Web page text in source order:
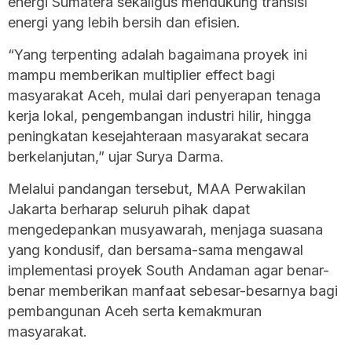
energi yang lebih bersih dan efisien.
“Yang terpenting adalah bagaimana proyek ini
mampu memberikan multiplier effect bagi
masyarakat Aceh, mulai dari penyerapan tenaga
kerja lokal, pengembangan industri hilir, hingga
peningkatan kesejahteraan masyarakat secara
berkelanjutan,” ujar Surya Darma.
Melalui pandangan tersebut, MAA Perwakilan
Jakarta berharap seluruh pihak dapat
mengedepankan musyawarah, menjaga suasana
yang kondusif, dan bersama-sama mengawal
implementasi proyek South Andaman agar benar-
benar memberikan manfaat sebesar-besarnya bagi
pembangunan Aceh serta kemakmuran
masyarakat.